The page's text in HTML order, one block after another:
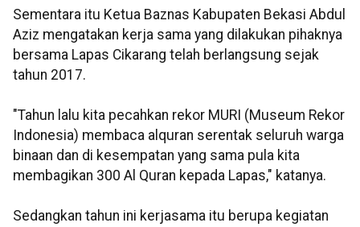
Sementara itu Ketua Baznas Kabupaten Bekasi Abdul
Aziz mengatakan kerja sama yang dilakukan pihaknya
bersama Lapas Cikarang telah berlangsung sejak
tahun 2017.
"Tahun lalu kita pecahkan rekor MURI (Museum Rekor
Indonesia) membaca alquran serentak seluruh warga
binaan dan di kesempatan yang sama pula kita
membagikan 300 Al Quran kepada Lapas," katanya.
Sedangkan tahun ini kerjasama itu berupa kegiatan